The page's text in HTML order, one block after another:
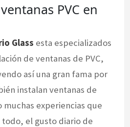
PVC en
Glass esta especializados
de ventanas de PVC,
así una gran fama por
instalan ventanas de
experiencias que
todo, el gusto diario de